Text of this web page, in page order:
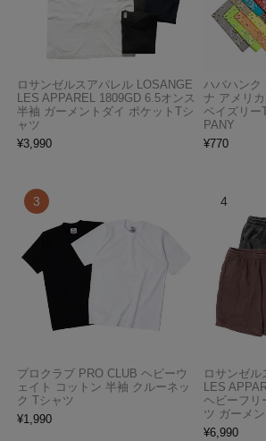
ロサンゼルスアパレル LOSANGE
LES APPAREL 1809GD 6.5オンス
半袖 ガーメントダイ ポケットTシ
ャツ
¥3,990
ハバハンク
ナ アメリ
ペイズリー
PANY
¥770
プロクラブ PRO CLUB ヘビーウ
ェイト コットン 半袖 クルーネッ
ク Tシャツ
¥1,990
ロサンゼル
LES
ヘビーフリ
ツ ガーメ
¥6,990